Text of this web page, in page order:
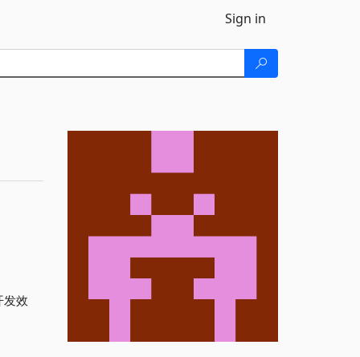
Sign in
发效